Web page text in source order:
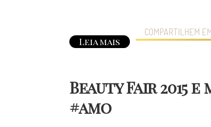
Leia mais
COMPARTILHEM
Beauty Fair 2015
#amo